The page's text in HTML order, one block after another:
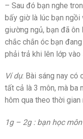
– Sau đó bạn nghe
bấy giờ là lúc bạn ngồi
giường ngủ, bạn đã ôn
chắc chắn óc bạn
phải trả khi lên lớp vào
Ví dụ: Bài sáng nay có
tất cả là 3 môn, mà ba
hôm qua theo thời
1g – 2g : bạn học